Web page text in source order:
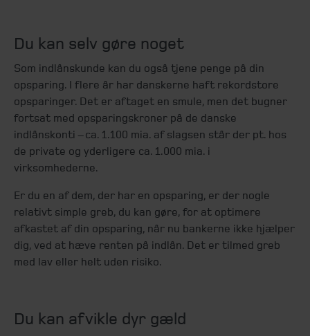
Du kan selv gøre noget
Som indlånskunde kan du også tjene penge på din
opsparing. I flere år har danskerne haft rekordstore
opsparinger. Det er aftaget en smule, men det bugner
fortsat med opsparingskroner på de danske
indlånskonti – ca. 1.100 mia. af slagsen står der pt. hos
de private og yderligere ca. 1.000 mia. i
virksomhederne.
Er du en af dem, der har en opsparing, er der nogle
relativt simple greb, du kan gøre, for at optimere
afkastet af din opsparing, når nu bankerne ikke hjælper
dig, ved at hæve renten på indlån. Det er tilmed greb
med lav eller helt uden risiko.
Du kan afvikle dyr gæld